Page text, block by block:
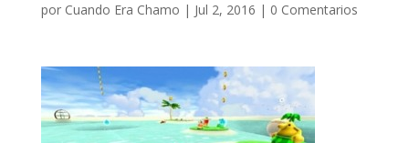
por Cuando Era Chamo | Jul 2, 2016 | 0 Comentarios